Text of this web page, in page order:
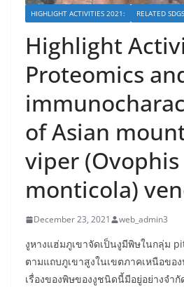
HIGHLIGHT ACTIVITIES 2021: RELATED
Highlight
Proteomics
of Asian
viper (Ovophis
monticola)
December 23, 2021 web_admin3
งูหางแฮ่มภูเขาจัดเป็นงูมีพิษในกลุ่ม
ตามแถบภูเขาสูงในเขตภาคเหนือขอ
เรื่องของพิษของงูชนิดนี้มีอยู่อย่างจำ